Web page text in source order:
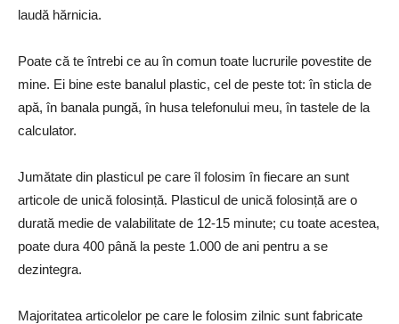
laudă hărnicia.
Poate că te întrebi ce au în comun toate lucrurile povestite de
mine. Ei bine este banalul plastic, cel de peste tot: în sticla de
apă, în banala pungă, în husa telefonului meu, în tastele de la
calculator.
Jumătate din plasticul pe care îl folosim în fiecare an sunt
articole de unică folosință. Plasticul de unică folosință are o
durată medie de valabilitate de 12-15 minute; cu toate acestea,
poate dura 400 până la peste 1.000 de ani pentru a se
dezintegra.
Majoritatea articolelor pe care le folosim zilnic sunt fabricate